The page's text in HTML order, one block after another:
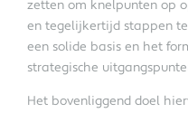
zetten om knelpunten op
en tegelijkertijd stappen
een solide basis en het
strategische
Het bovenliggend doel